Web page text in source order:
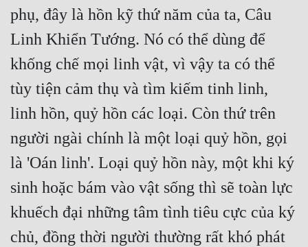
Kinh Dị
Kiếm Hiệp
Kỳ Huyễn
Kỳ Ảo
Linh Dị
Làm Giàu
Mạt Thế
phụ, đây là hồn kỹ thứ năm của ta, Câu
Linh Khiển Tướng. Nó có thể dùng để
khống chế mọi linh vật, vì vậy ta có thể
tùy tiện cảm thụ và tìm kiếm tinh linh,
linh hồn, quỷ hồn các loại. Còn thứ trên
người ngài chính là một loại quỷ hồn, gọi
là 'Oán linh'. Loại quỷ hồn này, một khi ký
sinh hoặc bám vào vật sống thì sẽ toàn lực
khuếch đại những tâm tình tiêu cực của ký
chủ, đồng thời người thường rất khó phát